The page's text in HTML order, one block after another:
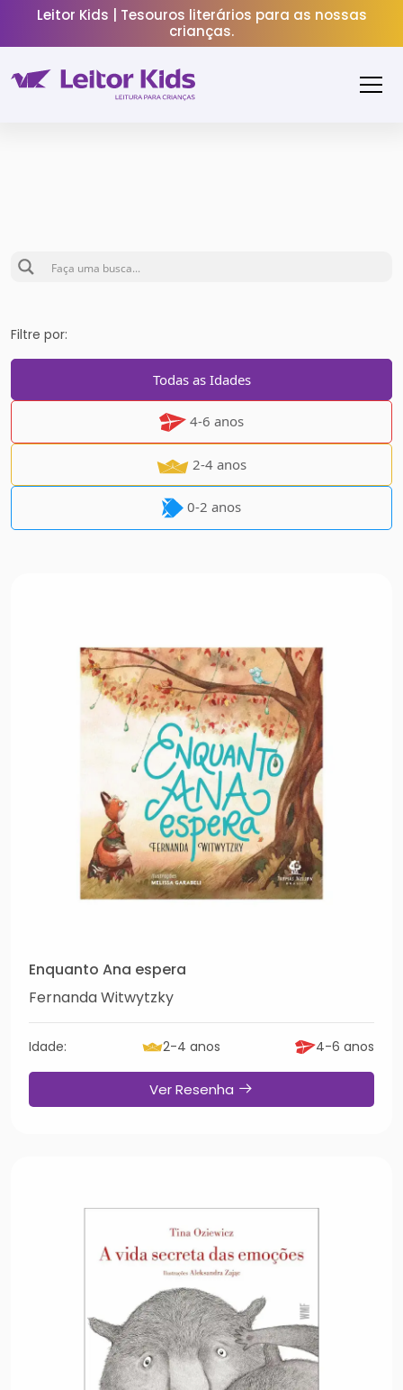
Leitor Kids | Tesouros literários para as nossas
crianças.
Filtre por:
Todas as Idades
4-6 anos
2-4 anos
0-2 anos
Enquanto Ana espera
Fernanda Witwytzky
Idade: 2-4 anos 4-6 anos
Ver Resenha